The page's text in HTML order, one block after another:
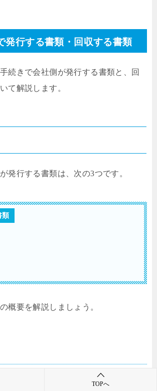
発行する書類・回収する書類
続きで会社側が発行する書類と、回
て解説します。
発行する書類は、次の3つです。
類
概要を解説しましょう。
職先の年末調整または再就職しない
TOPへ